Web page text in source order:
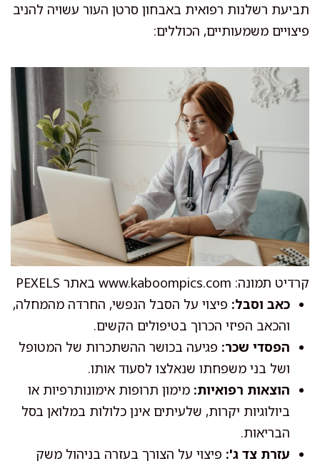
תביעת רשלנות רפואית באבחון סרטן העור עשויה להניב
פיצויים משמעותיים, הכוללים:
קרדיט תמונה: www.kaboompics.com באתר PEXELS
כאב וסבל: פיצוי על הסבל הנפשי, החרדה מהמחלה,
והכאב הפיזי הכרוך בטיפולים הקשים.
הפסדי שכר: פגיעה בכושר ההשתכרות של המטופל
ושל בני משפחתו שנאלצו לסעוד אותו.
הוצאות רפואיות: מימון תרופות אימונותרפיות או
ביולוגיות יקרות, שלעיתים אינן כלולות במלואן בסל
הבריאות.
עזרת צד ג': פיצוי על הצורך בעזרה בניהול משק